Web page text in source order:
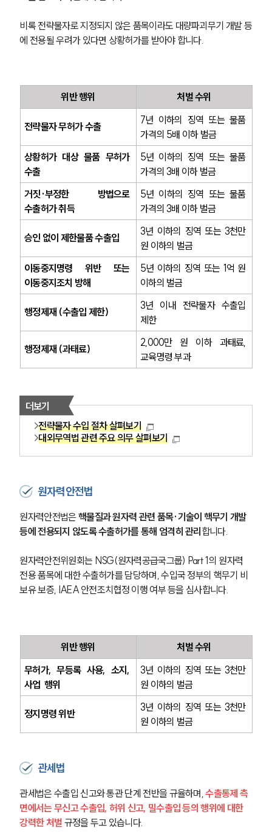
비록 전략물자로 지정되지 않은 품목이라도 대량파괴무기 개발 등
에 전용될 우려가 있다면 상황허가를 받아야 합니다.
위반 행위 처벌 수위
전략물자 무허가 수출
7년 이하의 징역 또는 물품
가격의 5배 이하 벌금
상황허가 대상 물품 무허가
수출
5년 이하의 징역 또는 물품
가격의 3배 이하 벌금
거짓·부정한 방법으로
수출허가 취득
5년 이하의 징역 또는 물품
가격의 3배 이하 벌금
승인 없이 제한물품 수출입
3년 이하의 징역 또는 3천만
원 이하의 벌금
이동중지명령 위반 또는
이동중지조치 방해
5년 이하의 징역 또는 1억 원
이하의 벌금
행정제재 (수출입 제한)
3년 이내 전략물자 수출입
제한
행정제재 (과태료)
2,000만 원 이하 과태료,
교육명령 부과
더보기
전략물자 수입 절차 살펴보기
대외무역법 관련 주요 의무 살펴보기
원자력안전법
원자력안전법은 핵물질과 원자력 관련 품목·기술이 핵무기 개발
등에 전용되지 않도록 수출허가를 통해 엄격히 관리 합니다.
원자력안전위원회는 NSG(원자력공급국그룹) Part 1의 원자력
전용 품목에 대한 수출허가를 담당하며, 수입국 정부의 핵무기 비
보유 보증, IAEA 안전조치협정 이행 여부 등을 심사합니다.
위반 행위
처벌 수위
무허가, 무등록 사용, 소지,
사업  행위
3년 이하의 징역 또는 3천만
원 이하의 벌금
정지명령 위반
3년 이하의 징역 또는 3천만
원 이하의 벌금
관세법
관세법은 수출입 신고와 통관 단계 전반을 규율하며, 수출통제 측
면에서는 무신고 수출입, 허위 신고, 밀수출입 등의 행위에 대한
강력한 처벌 규정을 두고 있습니다.